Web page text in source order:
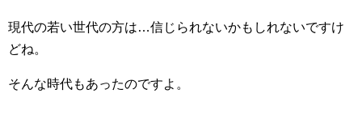
現代の若い世代の方は…信じられないかもしれないですけ
どね。
そんな時代もあったのですよ。